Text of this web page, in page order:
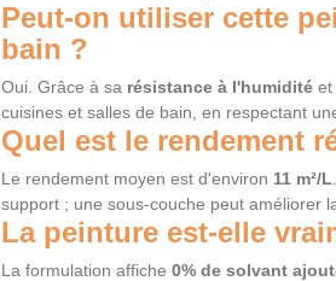
Peut-on utiliser cette
bain ?
Oui. Grâce à sa résistance à l'humidité et
cuisines et salles de bain, en respectant
Quel est le rendement
Le rendement moyen est d'environ 11 m²/L
support ; une sous-couche peut améliorer
La peinture est-elle
La formulation affiche 0% de solvant